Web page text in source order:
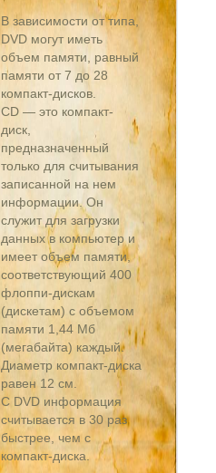
В зависимости от типа,
DVD могут иметь
объем памяти, равный
памяти от 7 до 28
компакт-дисков.
СD — это компакт-
диск,
предназначенный
только для считывания
записанной на нем
информации. Он
служит для загрузки
данных в компьютер и
имеет объем памяти,
соответствующий 400
флоппи-дискам
(дискетам) с объемом
памяти 1,44 Мб
(мегабайта) каждый.
Диаметр компакт-диска
равен 12 см.
С DVD информация
считывается в 30 раз
быстрее, чем с
компакт-диска.